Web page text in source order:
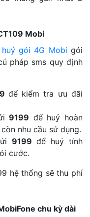
Mobi
huỷ gói 4G Mobi gói
pháp sms quy định
để kiểm tra ưu đãi
9199 để huỷ hoàn
nhu cầu sử dụng.
9199 để huỷ tính
cước.
hệ thống sẽ thu phí
chu kỳ dài